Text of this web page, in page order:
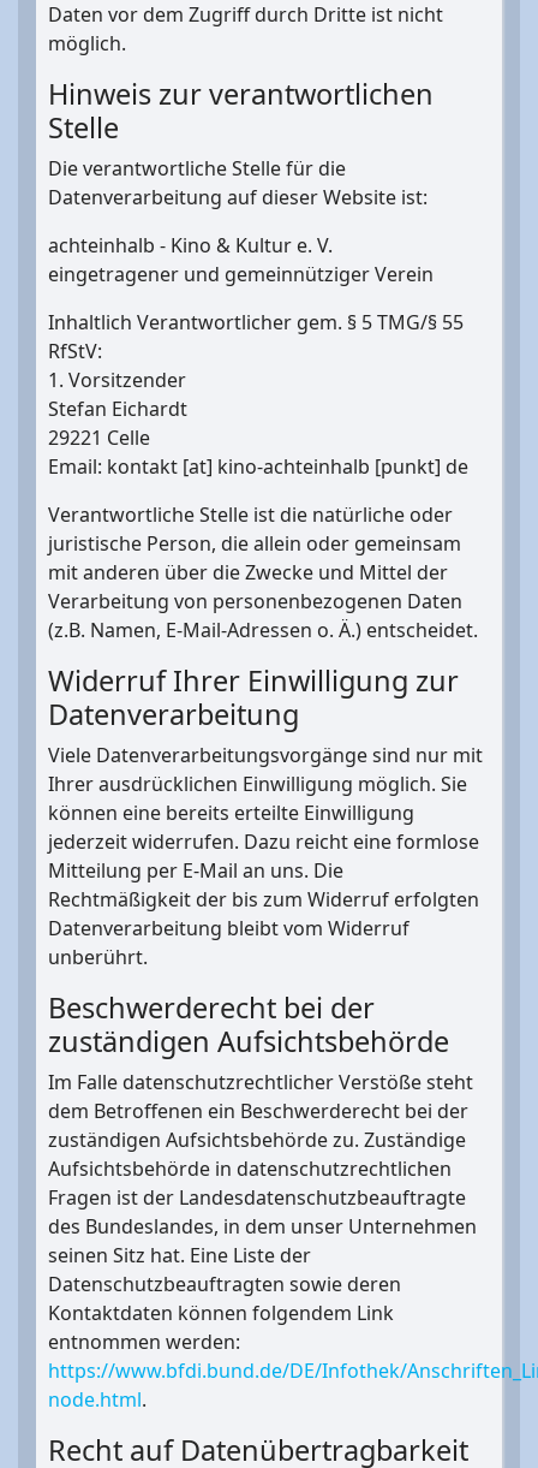
Daten vor dem Zugriff durch Dritte ist nicht
möglich.
Hinweis zur verantwortlichen
Stelle
Die verantwortliche Stelle für die
Datenverarbeitung auf dieser Website ist:
achteinhalb - Kino & Kultur e. V.
eingetragener und gemeinnütziger Verein
Inhaltlich Verantwortlicher gem. § 5 TMG/§ 55
RfStV:
1. Vorsitzender
Stefan Eichardt
29221 Celle
Email: kontakt [at] kino-achteinhalb [punkt] de
Verantwortliche Stelle ist die natürliche oder
juristische Person, die allein oder gemeinsam
mit anderen über die Zwecke und Mittel der
Verarbeitung von personenbezogenen Daten
(z.B. Namen, E-Mail-Adressen o. Ä.) entscheidet.
Widerruf Ihrer Einwilligung zur
Datenverarbeitung
Viele Datenverarbeitungsvorgänge sind nur mit
Ihrer ausdrücklichen Einwilligung möglich. Sie
können eine bereits erteilte Einwilligung
jederzeit widerrufen. Dazu reicht eine formlose
Mitteilung per E-Mail an uns. Die
Rechtmäßigkeit der bis zum Widerruf erfolgten
Datenverarbeitung bleibt vom Widerruf
unberührt.
Beschwerderecht bei der
zuständigen Aufsichtsbehörde
Im Falle datenschutzrechtlicher Verstöße steht
dem Betroffenen ein Beschwerderecht bei der
zuständigen Aufsichtsbehörde zu. Zuständige
Aufsichtsbehörde in datenschutzrechtlichen
Fragen ist der Landesdatenschutzbeauftragte
des Bundeslandes, in dem unser Unternehmen
seinen Sitz hat. Eine Liste der
Datenschutzbeauftragten sowie deren
Kontaktdaten können folgendem Link
entnommen werden:
https://www.bfdi.bund.de/DE/Infothek/
node.html.
Recht auf Datenübertragbarkeit